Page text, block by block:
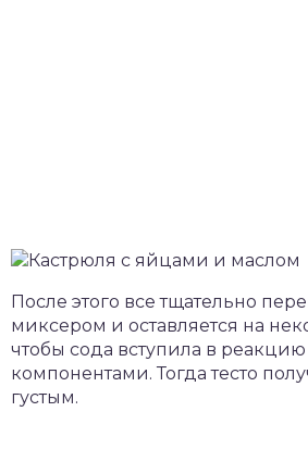
После этого все тщательно
миксером и оставляется на
чтобы сода вступила в
компонентами. Тогда тесто
густым.